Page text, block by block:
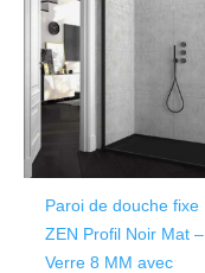
Paroi de douche fixe
ZEN Profil Noir Mat –
Verre 8 MM avec